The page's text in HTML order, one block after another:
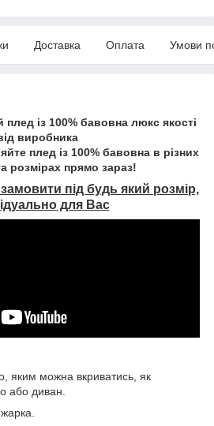
Доставка Оплата Умови
із 100% бавовна люкс якості
виробника
плед із 100% бавовна в різних
розмірах прямо зараз!
під будь який розмір,
для Вас
яким можна вкриватись, як
або диван.